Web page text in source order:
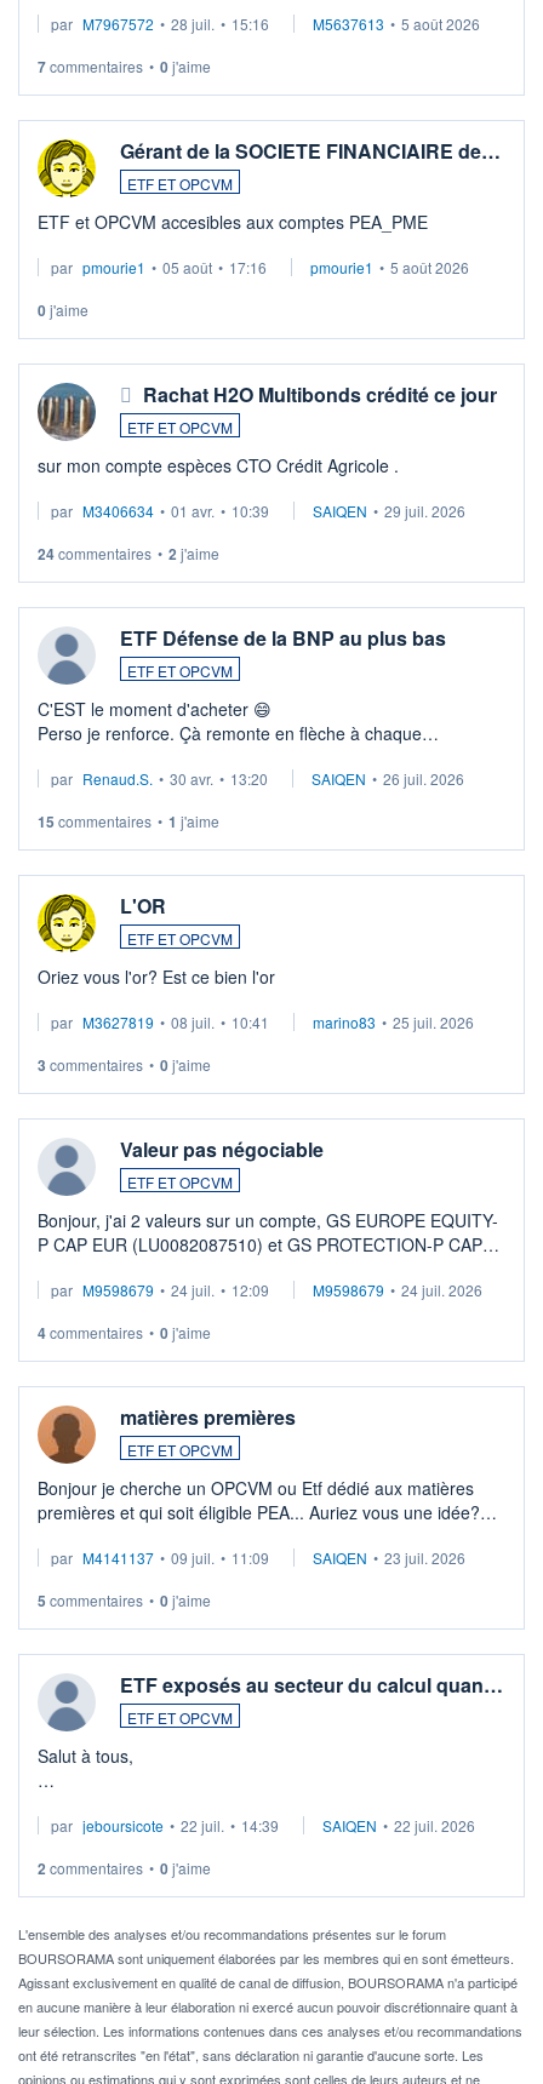
par M7967572 • 28 juil. • 15:16 M5637613 • 5 août 2026
7commentaires • 0j'aime
Gérant de la SOCIETE FINANCIAIRE de…
ETF ET OPCVM
ETF et OPCVM accesibles aux comptes PEA_PME
par pmourie1 • 05 août • 17:16 pmourie1 • 5 août 2026
0j'aime
Rachat H2O Multibonds crédité ce jour
ETF ET OPCVM
sur mon compte espèces CTO Crédit Agricole .
par M3406634 • 01 avr. • 10:39 SAIQEN • 29 juil. 2026
24commentaires • 2 j'aime
ETF Défense de la BNP au plus bas
ETF ET OPCVM
C'EST le moment d'acheter 😄​
Perso je renforce. Çà remonte en flèche à chaque
Investissement long terme tip top pour sa retraite.
par Renaud.S. • 30 avr. • 13:20 SAIQEN • 26 juil. 2026
15 commentaires • 1 j'aime
L'OR
ETF ET OPCVM
Oriez vous l'or? Est ce bien l'or
par M3627819 • 08 juil. • 10:41 marino83 • 25 juil. 2026
3 commentaires • 0j'aime
Valeur pas négociable
ETF ET OPCVM
Bonjour, j'ai 2 valeurs sur un compte, GS EUROPE EQUITY-
P CAP EUR (LU0082087510) et GS PROTECTION-P CAP
veux procéder à la vente, on me signale ...
par M9598679 • 24 juil. • 12:09 M9598679 • 24 juil. 2026
4commentaires • 0j'aime
matières premières
ETF ET OPCVM
Bonjour je cherche un OPCVM ou Etf dédié aux matières
premières et qui soit éligible PEA... Auriez vous une idée?
par M4141137 • 09 juil. • 11:09 SAIQEN • 23 juil. 2026
5 commentaires • 0j'aime
ETF exposés au secteur du calcul quan…
ETF ET OPCVM
Salut à tous,
via un ETF plutôt que des actions individuelles.
Idéalement, je voudrais qu'il soit éligible au PEA.
Pour l' ...
par jeboursicote • 22 juil. • 14:39 SAIQEN • 22 juil. 2026
2 commentaires • 0j'aime
L'ensemble des analyses et/ou recommandations présentes sur le forum
BOURSORAMA sont uniquement élaborées par les membres qui en sont émetteurs.
Agissant exclusivement en qualité de canal de diffusion, BOURSORAMA n'a participé
en aucune manière à leur élaboration ni exercé aucun pouvoir discrétionnaire quant à
leur sélection. Les informations contenues dans ces analyses et/ou recommandations
ont été retranscrites "en l'état", sans déclaration ni garantie d'aucune sorte. Les
opinions ou estimations qui y sont exprimées sont celles de leurs auteurs et ne